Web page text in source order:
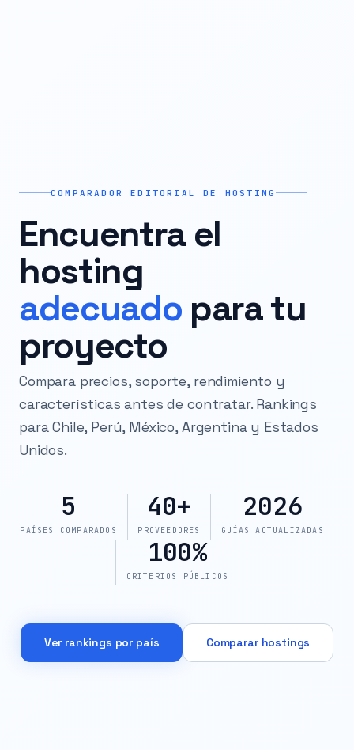
COMPARADOR EDITORIAL DE HOSTING
Encuentra el
hosting
adecuado para tu
proyecto
Compara precios, soporte, rendimiento y
características antes de contratar. Rankings
para Chile, Perú, México, Argentina y Estados
Unidos.
5
PAÍSES COMPARADOS
40+
PROVEEDORES
2026
GUÍAS ACTUALIZADAS
100%
CRITERIOS PÚBLICOS
Ver rankings por país Comparar hostings